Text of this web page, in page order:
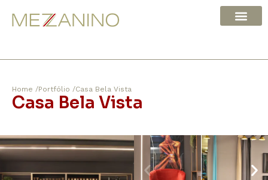
Home /Portfólio /Casa Bela Vista
Casa Bela Vista